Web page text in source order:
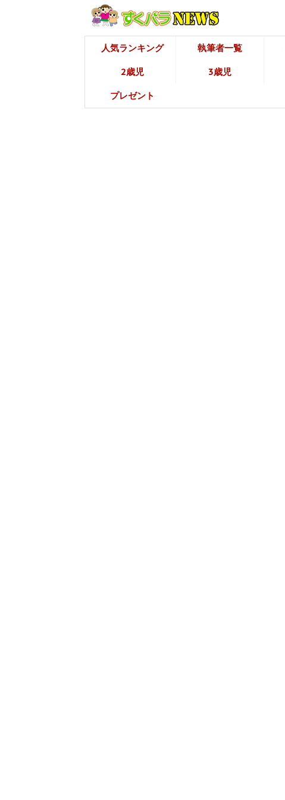
人気ランキング 執筆者一覧
2歳児 3歳児
プレゼント